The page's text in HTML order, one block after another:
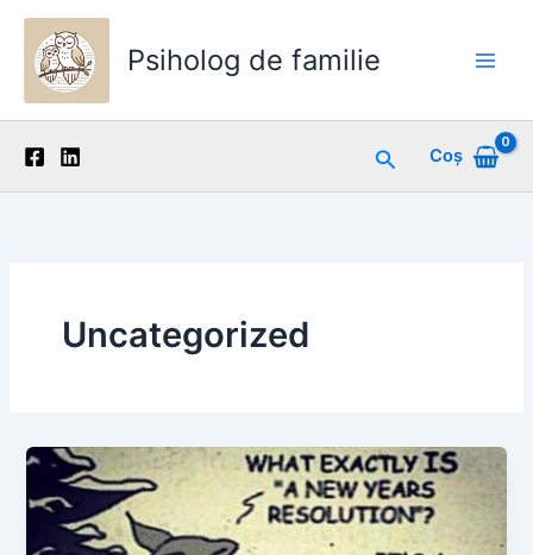
content
Psiholog de familie
SearchCoș
Uncategorized